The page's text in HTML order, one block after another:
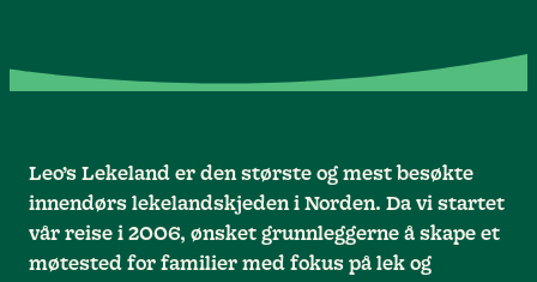
Leo’s Lekeland er den største og mest besøkte
innendørs lekelandskjeden i Norden. Da vi startet
vår reise i 2006, ønsket grunnleggerne å skape et
møtested for familier med fokus på lek og